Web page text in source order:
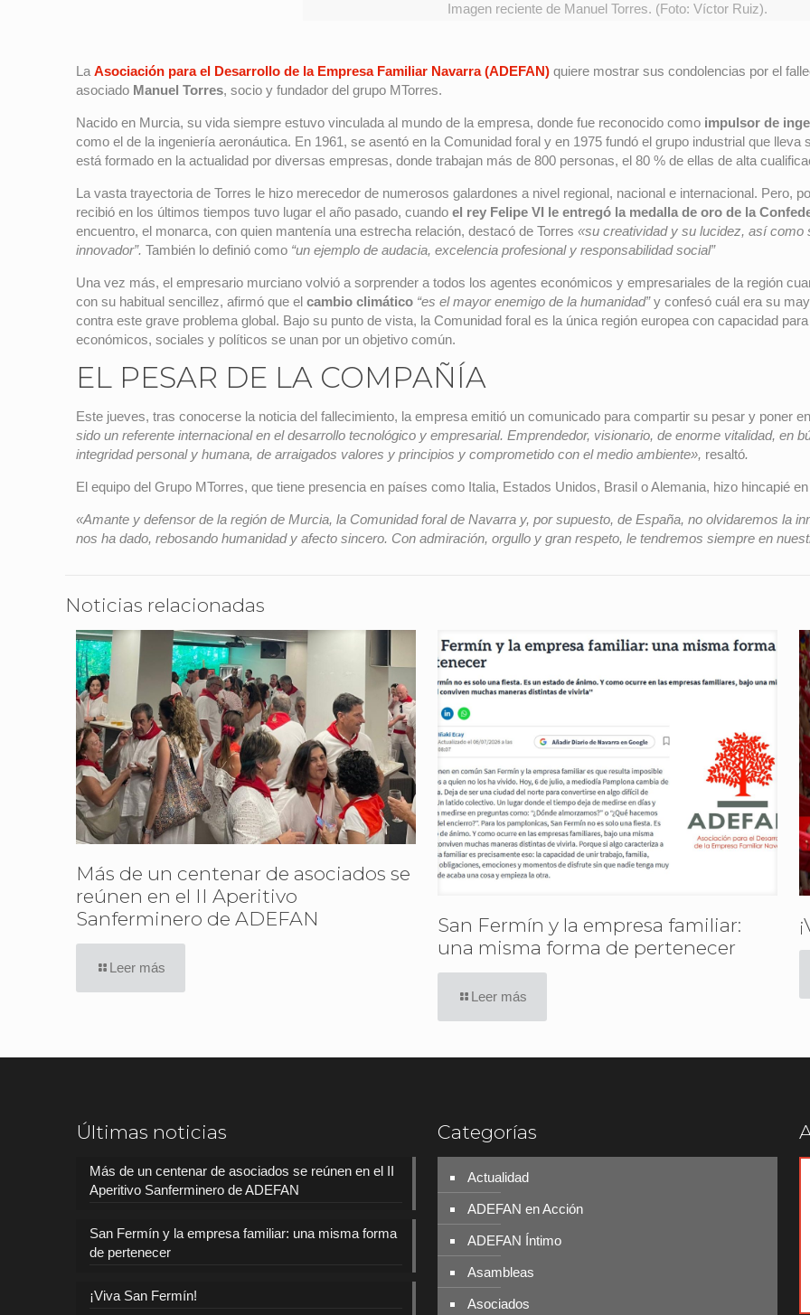
Imagen reciente de Manuel Torres. (Foto: Víctor Ruiz).
La Asociación para el Desarrollo de la Empresa Familiar Navarra (ADEFAN) quiere mostrar sus condolencias por el
asociado Manuel Torres, socio y fundador del grupo MTorres.
Nacido en Murcia, su vida siempre estuvo vinculada al mundo de la empresa, donde fue reconocido como impulsor de
como el de la ingeniería aeronáutica. En 1961, se asentó en la Comunidad foral y en 1975 fundó el grupo industrial que
está formado en la actualidad por diversas empresas, donde trabajan más de 800 personas, el 80 % de ellas de alta
La vasta trayectoria de Torres le hizo merecedor de numerosos galardones a nivel regional, nacional e internacional. Pero,
recibió en los últimos tiempos tuvo lugar el año pasado, cuando el rey Felipe VI le entregó la medalla de oro de la
encuentro, el monarca, con quien mantenía una estrecha relación, destacó de Torres «su creatividad y su lucidez, así
innovador”. También lo definió como “un ejemplo de audacia, excelencia profesional y responsabilidad social”
Una vez más, el empresario murciano volvió a sorprender a todos los agentes económicos y empresariales de la región
con su habitual sencillez, afirmó que el cambio climático “es el mayor enemigo de la humanidad”y confesó cuál era su
contra este grave problema global. Bajo su punto de vista, la Comunidad foral es la única región europea con capacidad
económicos, sociales y políticos se unan por un objetivo común.
EL PESAR DE LA COMPAÑÍA
Este jueves, tras conocerse la noticia del fallecimiento, la empresa emitió un comunicado para compartir su pesar y poner
sido un referente internacional en el desarrollo tecnológico y empresarial. Emprendedor, visionario, de enorme vitalidad, en
integridad personal y humana, de arraigados valores y principios y comprometido con el medio ambiente», resaltó.
El equipo del Grupo MTorres, que tiene presencia en países como Italia, Estados Unidos, Brasil o Alemania, hizo hincapié
«Amante y defensor de la región de Murcia, la Comunidad foral de Navarra y, por supuesto, de España, no olvidaremos la
nos ha dado, rebosando humanidad y afecto sincero. Con admiración, orgullo y gran respeto, le tendremos siempre en
Noticias relacionadas
Más de un centenar de asociados se
reúnen en el II Aperitivo
Sanferminero de ADEFAN
Leer más
San Fermín y la empresa familiar:
una misma forma de pertenecer
Leer más
Últimas noticias
Más de un centenar de asociados se reúnen en el II
Aperitivo Sanferminero de ADEFAN
San Fermín y la empresa familiar: una misma forma
de pertenecer
¡Viva San Fermín!
Categorías
Actualidad
ADEFAN en Acción
ADEFAN Íntimo
Asambleas
Asociados